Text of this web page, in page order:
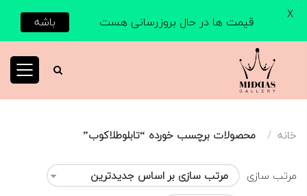
خانه محصولات برچسب خورده “تابلوطلاکوب”
مرتب سازی
قیمت ها در حال بروزرسانی هست باشه X